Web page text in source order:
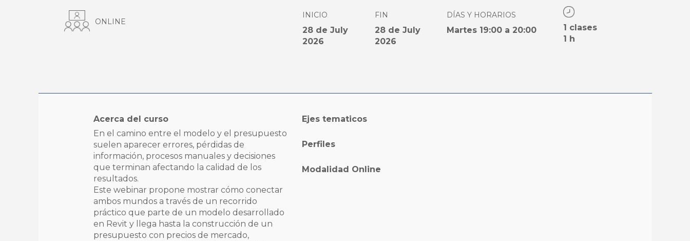
ONLINE
INICIO
28 de July
2026
FIN
28 de July
2026
DÍAS Y HORARIOS
Martes 19:00 a 20:00
1 clases
1 h
Acerca del curso
En el camino entre el modelo y el presupuesto
suelen aparecer errores, pérdidas de
información, procesos manuales y decisiones
que terminan afectando la calidad de los
resultados.
Este webinar propone mostrar cómo conectar
ambos mundos a través de un recorrido
práctico que parte de un modelo desarrollado
en Revit y llega hasta la construcción de un
presupuesto con precios de mercado,
Ejes tematicos
Perfiles
Modalidad Online